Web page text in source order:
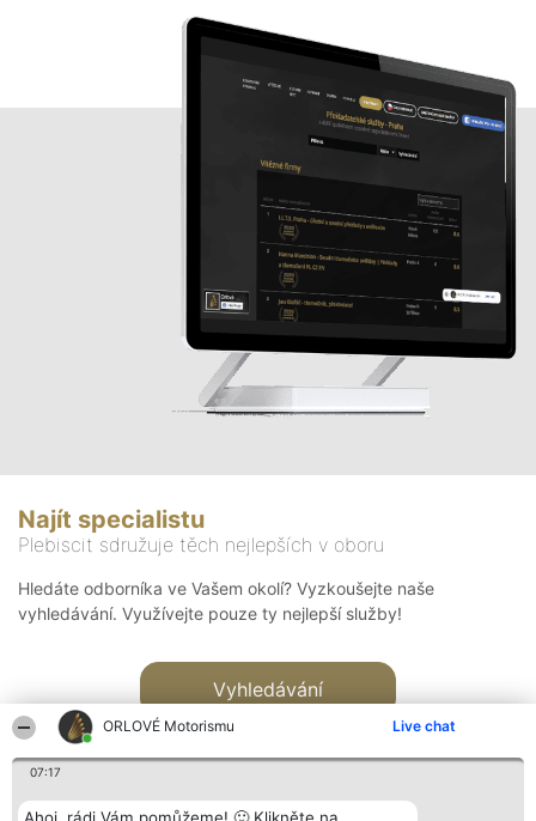
ORLOVÉ Motorismu Live chat
07:17
Najít specialistu
Plebiscit sdružuje těch nejlepších v oboru
Hledáte odborníka ve Vašem okolí? Vyzkoušejte naše
vyhledávání. Využívejte pouze ty nejlepší služby!
Vyhledávání